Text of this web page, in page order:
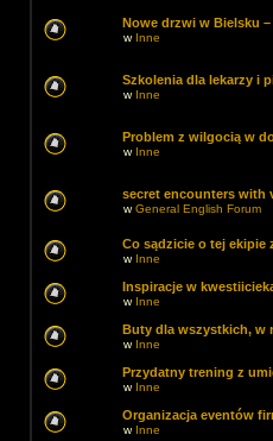
Nowe drzwi w Bielsku
w Inne
Szkolenia dla lekarzy i
w Inne
Problem z wilgocią w
w Inne
secret encounters with
wGeneral English Forum
Co sądzicie o tej ekipie
w Inne
Inspiracje w
w Inne
Buty dla wszystkich, w
w Inne
Przydatny trening z
w Inne
Organizacja eventów
w Inne